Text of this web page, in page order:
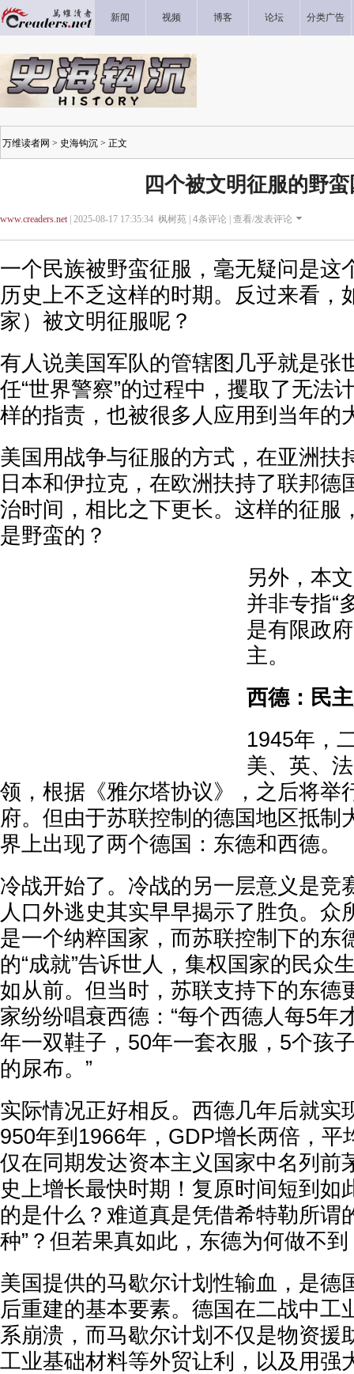
新闻 视频 博客 论坛 分类广告
万维读者网 > 史海钩沉 > 正文
四个被文明征服的野
www.creaders.net| 2025-08-17 17:35:34 枫树苑 | 4条评论 | 查看/发表评论
一个民族被野蛮征服，毫无疑问是这
历史上不乏这样的时期。反过来看，
家）被文明征服呢？
有人说美国军队的管辖图几乎就是张
任“世界警察”的过程中，攫取了无法
样的指责，也被很多人应用到当年的
美国用战争与征服的方式，在亚洲扶
日本和伊拉克，在欧洲扶持了联邦德
治时间，相比之下更长。这样的征服
是野蛮的？
另外，本
并非专指“
是有限政
主。
西德：民
1945年，
美、英、
领，根据《雅尔塔协议》，之后将举
府。但由于苏联控制的德国地区抵制
界上出现了两个德国：东德和西德。
冷战开始了。冷战的另一层意义是竞
人口外逃史其实早早揭示了胜负。众
是一个纳粹国家，而苏联控制下的东
的“成就”告诉世人，集权国家的民众
如从前。但当时，苏联支持下的东德
家纷纷唱衰西德：“每个西德人每5年
年一双鞋子，50年一套衣服，5个孩
的尿布。”
实际情况正好相反。西德几年后就实
950年到1966年，GDP增长两倍，平
仅在同期发达资本主义国家中名列前
史上增长最快时期！复原时间短到如
的是什么？难道真是凭借希特勒所谓
种”？但若果真如此，东德为何做不到
美国提供的马歇尔计划性输血，是德
后重建的基本要素。德国在二战中工
系崩溃，而马歇尔计划不仅是物资援
工业基础材料等外贸让利，以及用强